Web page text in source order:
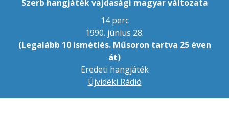
Szerb hangjáték vajdasági magyar változata
14 perc
1990. június 28.
(Legalább 10 ismétlés. Műsoron tartva 25 éven
át)
Eredeti hangjáték
Újvidéki Rádió